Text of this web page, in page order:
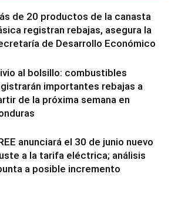
de 20 productos de la canasta
registran rebajas, asegura la
de Desarrollo Económico
al bolsillo: combustibles
importantes rebajas a
de la próxima semana en
anunciará el 30 de junio nuevo
a la tarifa eléctrica; análisis
a posible incremento